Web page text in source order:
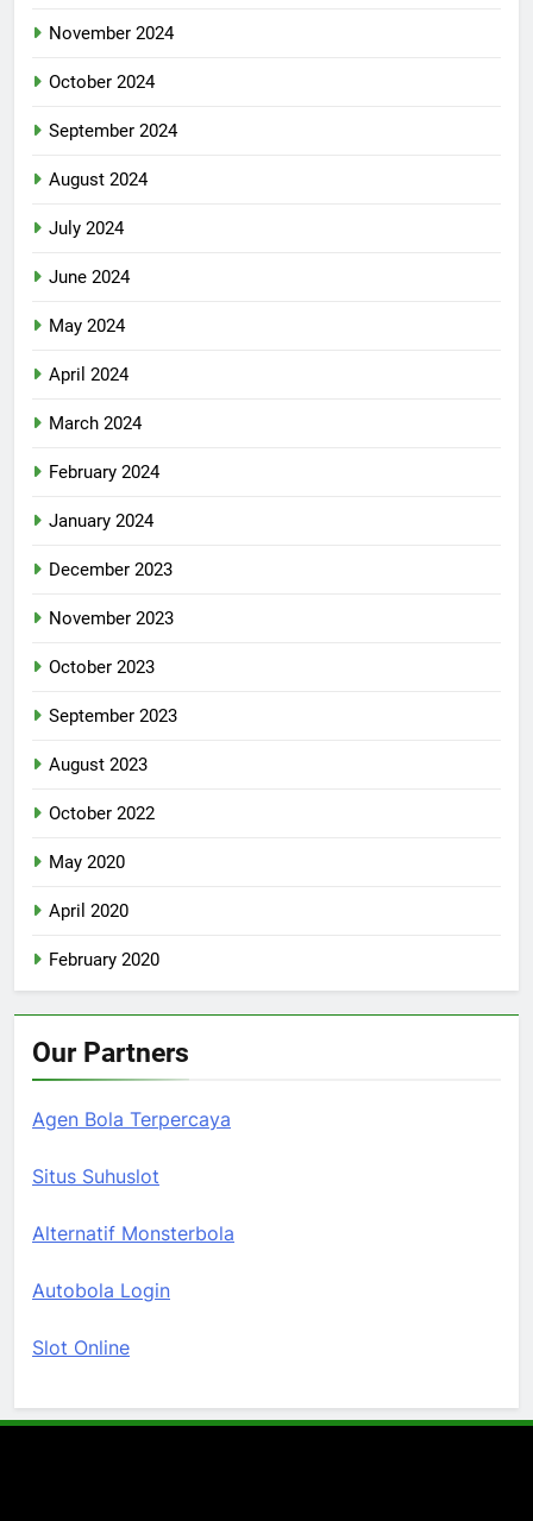
November 2024
October 2024
September 2024
August 2024
July 2024
June 2024
May 2024
April 2024
March 2024
February 2024
January 2024
December 2023
November 2023
October 2023
September 2023
August 2023
October 2022
May 2020
April 2020
February 2020
Our Partners
Agen Bola Terpercaya
Situs Suhuslot
Alternatif Monsterbola
Autobola Login
Slot Online